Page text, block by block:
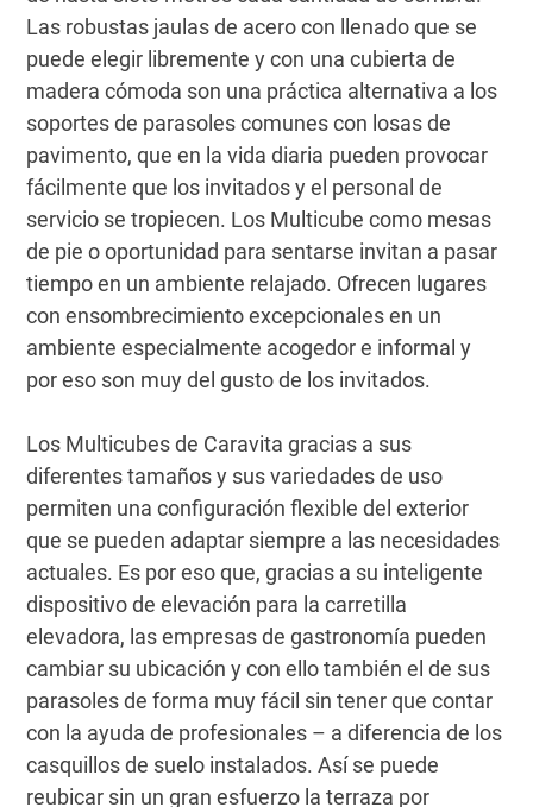
Las robustas jaulas de acero con llenado que se
puede elegir libremente y con una cubierta de
madera cómoda son una práctica alternativa a los
soportes de parasoles comunes con losas de
pavimento, que en la vida diaria pueden provocar
fácilmente que los invitados y el personal de
servicio se tropiecen. Los Multicube como mesas
de pie o oportunidad para sentarse invitan a pasar
tiempo en un ambiente relajado. Ofrecen lugares
con ensombrecimiento excepcionales en un
ambiente especialmente acogedor e informal y
por eso son muy del gusto de los invitados.
Los Multicubes de Caravita gracias a sus
diferentes tamaños y sus variedades de uso
permiten una configuración flexible del exterior
que se pueden adaptar siempre a las necesidades
actuales. Es por eso que, gracias a su inteligente
dispositivo de elevación para la carretilla
elevadora, las empresas de gastronomía pueden
cambiar su ubicación y con ello también el de sus
parasoles de forma muy fácil sin tener que contar
con la ayuda de profesionales – a diferencia de los
casquillos de suelo instalados. Así se puede
reubicar sin un gran esfuerzo la terraza por